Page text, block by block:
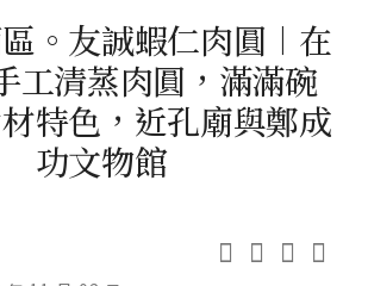
。友誠蝦仁肉圓︱在
工清蒸肉圓，滿滿碗
特色，近孔廟與鄭成
功文物館